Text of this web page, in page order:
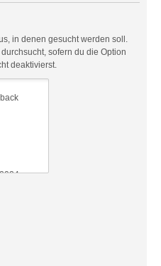
in denen gesucht werden soll.
sofern du die Option
deaktivierst.